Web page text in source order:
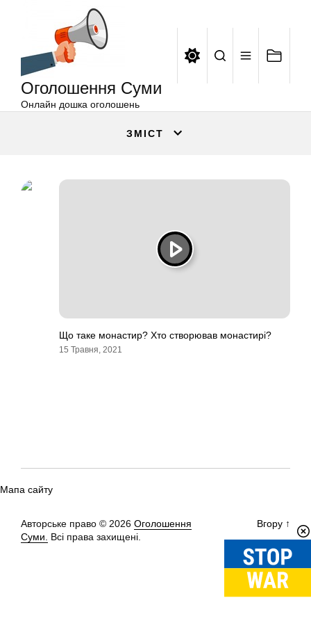
Оголошення Суми
Онлайн дошка оголошень
ЗМІСТ
Що таке монастир? Хто створював монастирі?
15 Травня, 2021
Мапа сайту
Авторське право © 2026 Оголошення
Суми.
Всі права захищені.
Вгору ↑